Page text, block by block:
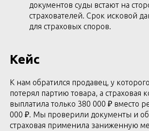
документов суды встают на
страхователей. Срок исковой
для страховых споров.
Кейс
К нам обратился продавец, у
потерял партию товара, а страховая
выплатила только 380 000 ₽ вместо
000 ₽. Мы проверили документы и
страховая применила заниженную